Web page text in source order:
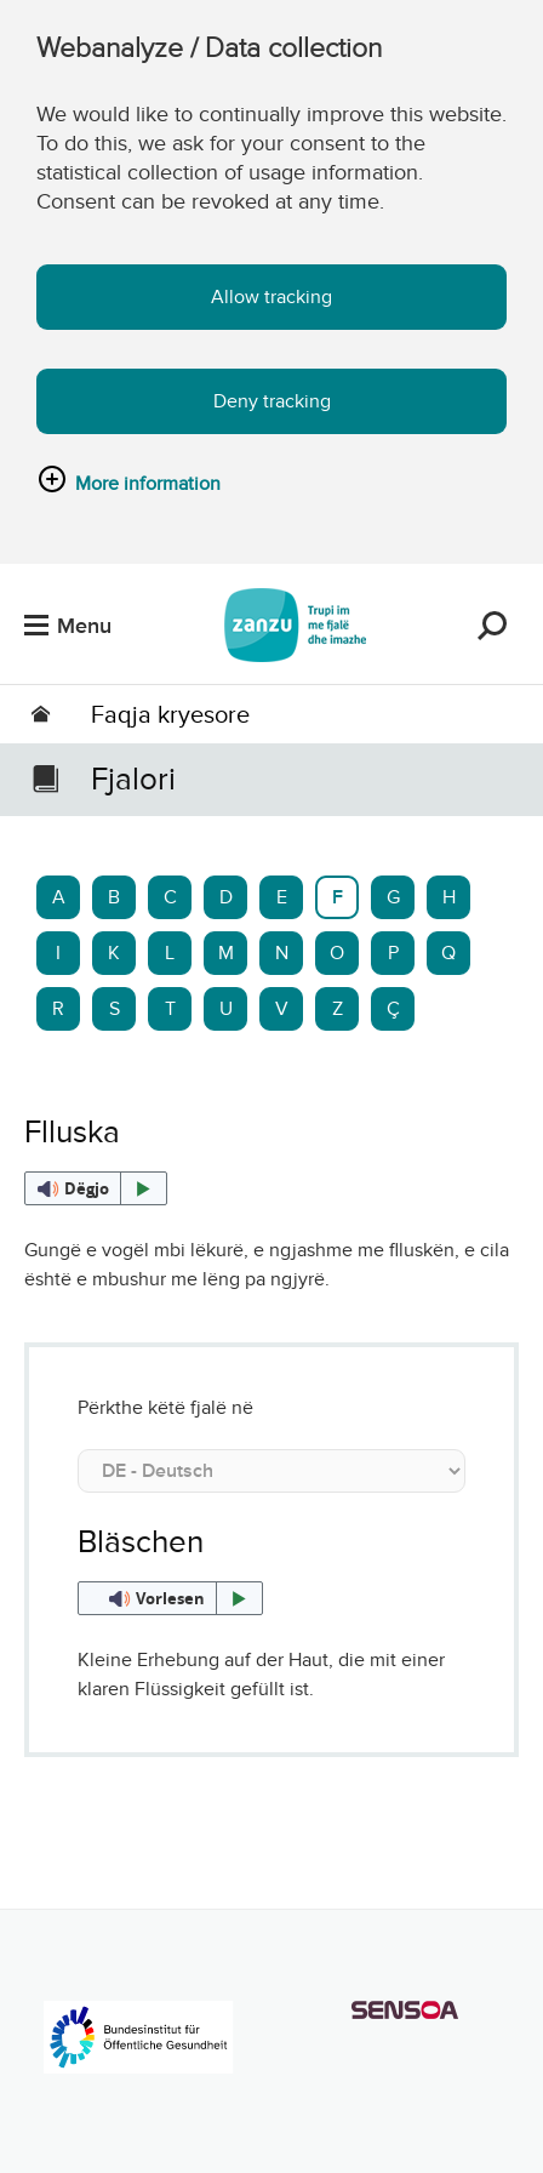
Webanalyze / Data collection
We would like to continually improve this website.
To do this, we ask for your consent to the
statistical collection of usage information.
Consent can be revoked at any time.
Allow tracking
Deny tracking
More information
Menu
Faqja kryesore
Fjalori
A B C D E F G H
K L M N O P Q
R S T U V Z Ç
Flluska
Dëgjo
Gungë e vogël mbi lëkurë, e ngjashme me flluskën, e cila
është e mbushur me lëng pa ngjyrë.
Përkthe këtë fjalë në
Bläschen
Vorlesen
Kleine Erhebung auf der Haut, die mit einer
klaren Flüssigkeit gefüllt ist.